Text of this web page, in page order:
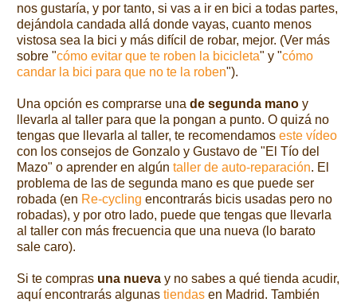
nos gustaría, y por tanto, si vas a ir en bici a todas partes,
dejándola candada allá donde vayas, cuanto menos
vistosa sea la bici y más difícil de robar, mejor. (Ver más
sobre "cómo evitar que te roben la bicicleta" y "cómo
candar la bici para que no te la roben").
Una opción es comprarse una de segunda mano y
llevarla al taller para que la pongan a punto. O quizá no
tengas que llevarla al taller, te recomendamos este vídeo
con los consejos de Gonzalo y Gustavo de "El Tío del
Mazo" o aprender en algún taller de auto-reparación. El
problema de las de segunda mano es que puede ser
robada (en Re-cycling encontrarás bicis usadas pero no
robadas), y por otro lado, puede que tengas que llevarla
al taller con más frecuencia que una nueva (lo barato
sale caro).
Si te compras una nueva y no sabes a qué tienda acudir,
aquí encontrarás algunas tiendas en Madrid. También